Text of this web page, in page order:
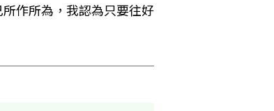
作所為，我認為只要往好